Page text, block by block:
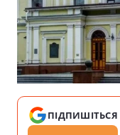
ПІДПИШІТЬСЯ